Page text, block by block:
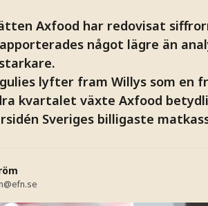
Axfood har redovisat
något lägre än
lyfter fram Willys som en
kvartalet växte Axfood
Sveriges billigaste